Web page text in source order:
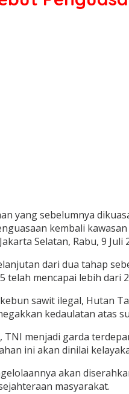
yang sebelumnya
kembali
Selatan, Rabu, 9 Juli
dari dua tahap
telah mencapai lebih dari
sawit ilegal, Hutan
kedaulatan atas
TNI menjadi garda
ini akan dinilai
akan
masyarakat.